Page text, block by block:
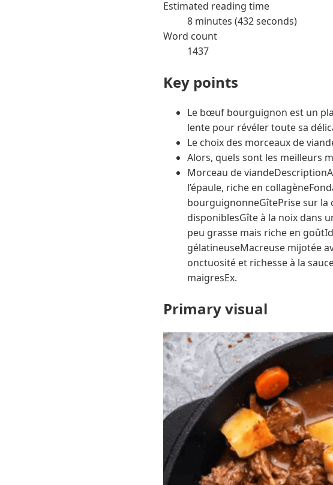
Estimated reading time
8 minutes (432 seconds)
Word count
1437
Key points
Le bœuf bourguignon est un
lente pour révéler toute sa
Le choix des morceaux de
Alors, quels sont les meilleurs
Morceau de
l’épaule, riche en
bourguignonneGîtePrise sur la
disponiblesGîte à la noix dans
peu grasse mais riche en
gélatineuseMacreuse mijotée
onctuosité et richesse à la
maigresEx.
Primary visual